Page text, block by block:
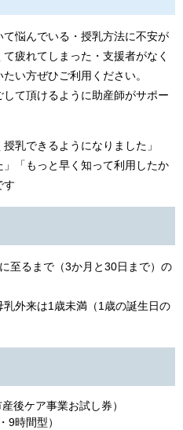
悩んでいる・授乳方法に不安が
疲れてしまった・支援者がなく
い方ぜひご利用ください。
て頂けるように助産師がサポー
乳できるようになりました」
」「もっと早く知って利用したか
す
至るまで（3か月と30日まで）の
外来は1歳未満（1歳の誕生日の
後ケア事業お試し券）
9時間型）